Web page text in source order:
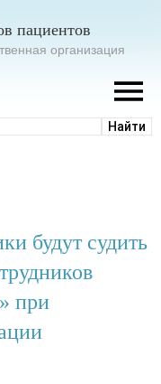
пациентов
организация
будут судить
при